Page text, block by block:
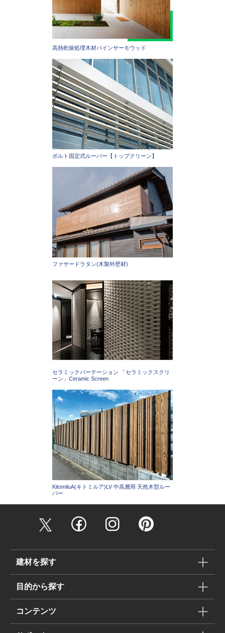
高熱乾燥処理木材パインサーモウッド
ボルト固定式ルーバー【トップクリーン】
ファサードラタン(木製外壁材)
セラミックパーテーション 「セラミックスクリ
ーン」Ceramic Screen
KitomiluA(キトミルア)LV 中高層用 天然木型ルー
バー
建材を探す
目的から探す
コンテンツ